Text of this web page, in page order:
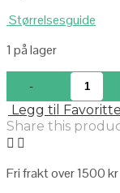
Størrelsesguide
1 på lager
Legg til
Share this
Fri frakt over 1500 kr